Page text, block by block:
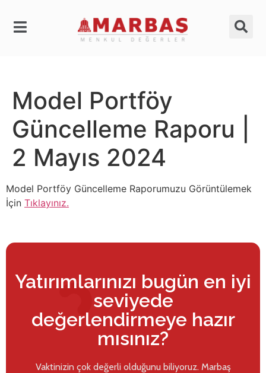
Model Portföy
Güncelleme Raporu |
2 Mayıs 2024
Model Portföy Güncelleme Raporumuzu Görüntülemek
İçin Tıklayınız.
Yatırımlarınızı bugün en iyi
seviyede
değerlendirmeye hazır
mısınız?
Vaktinizin çok değerli olduğunu biliyoruz. Marbaş